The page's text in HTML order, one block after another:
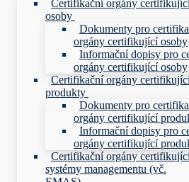
Certifikační orgány
osoby
Dokumenty pro
orgány certifikující osoby
Informační dopisy pro
orgány certifikující osoby
Certifikační orgány
produkty
Dokumenty pro
orgány certifikující
Informační dopisy pro
orgány certifikující
Certifikační orgány
systémy managementu (vč.